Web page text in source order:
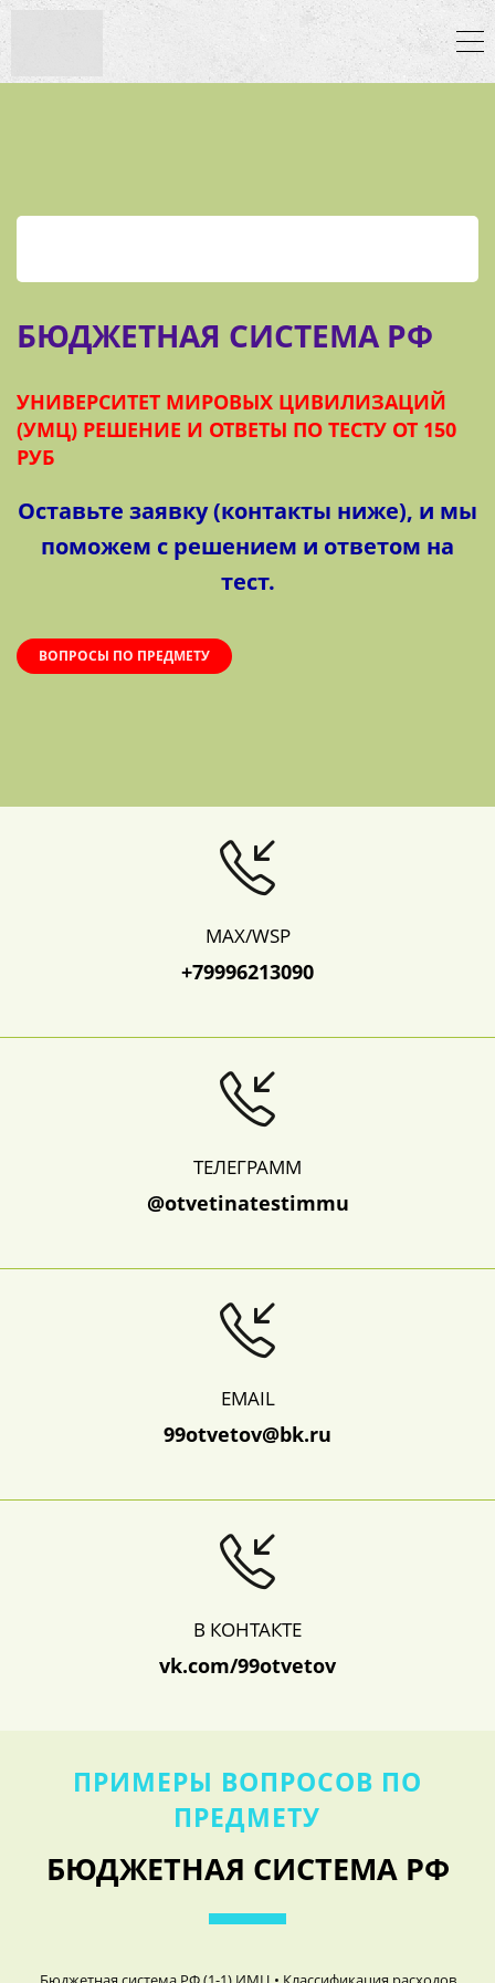
БЮДЖЕТНАЯ СИСТЕМА РФ
УНИВЕРСИТЕТ МИРОВЫХ ЦИВИЛИЗАЦИЙ
(УМЦ) РЕШЕНИЕ И ОТВЕТЫ ПО ТЕСТУ ОТ 150
РУБ
Оставьте заявку (контакты ниже), и мы
поможем с решением и ответом на
тест.
ВОПРОСЫ ПО ПРЕДМЕТУ
MAX/WSP
+79996213090
ТЕЛЕГРАММ
@otvetinatestimmu
EMAIL
99otvetov@bk.ru
В КОНТАКТЕ
vk.com/99otvetov
ПРИМЕРЫ ВОПРОСОВ ПО
ПРЕДМЕТУ
БЮДЖЕТНАЯ СИСТЕМА РФ